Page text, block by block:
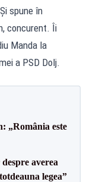
spune în
concurent. Îi
Manda la
a PSD Dolj.
„România este
averea
legea”